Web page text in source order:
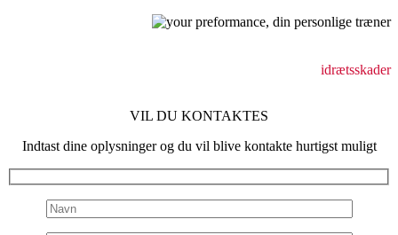
idrætsskader
VIL DU KONTAKTES
Indtast dine oplysninger og du vil blive kontakte hurtigst muligt